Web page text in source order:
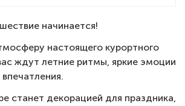
начинается!
настоящего курортного
ждут летние ритмы, яркие эмоции
станет декорацией для праздника,